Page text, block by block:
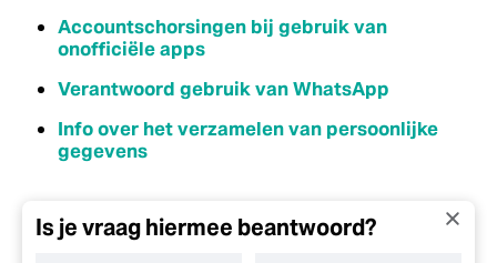
Accountschorsingen bij gebruik van
onofficiële apps
Verantwoord gebruik van WhatsApp
Info over het verzamelen van persoonlijke
gegevens
Is je vraag hiermee beantwoord?